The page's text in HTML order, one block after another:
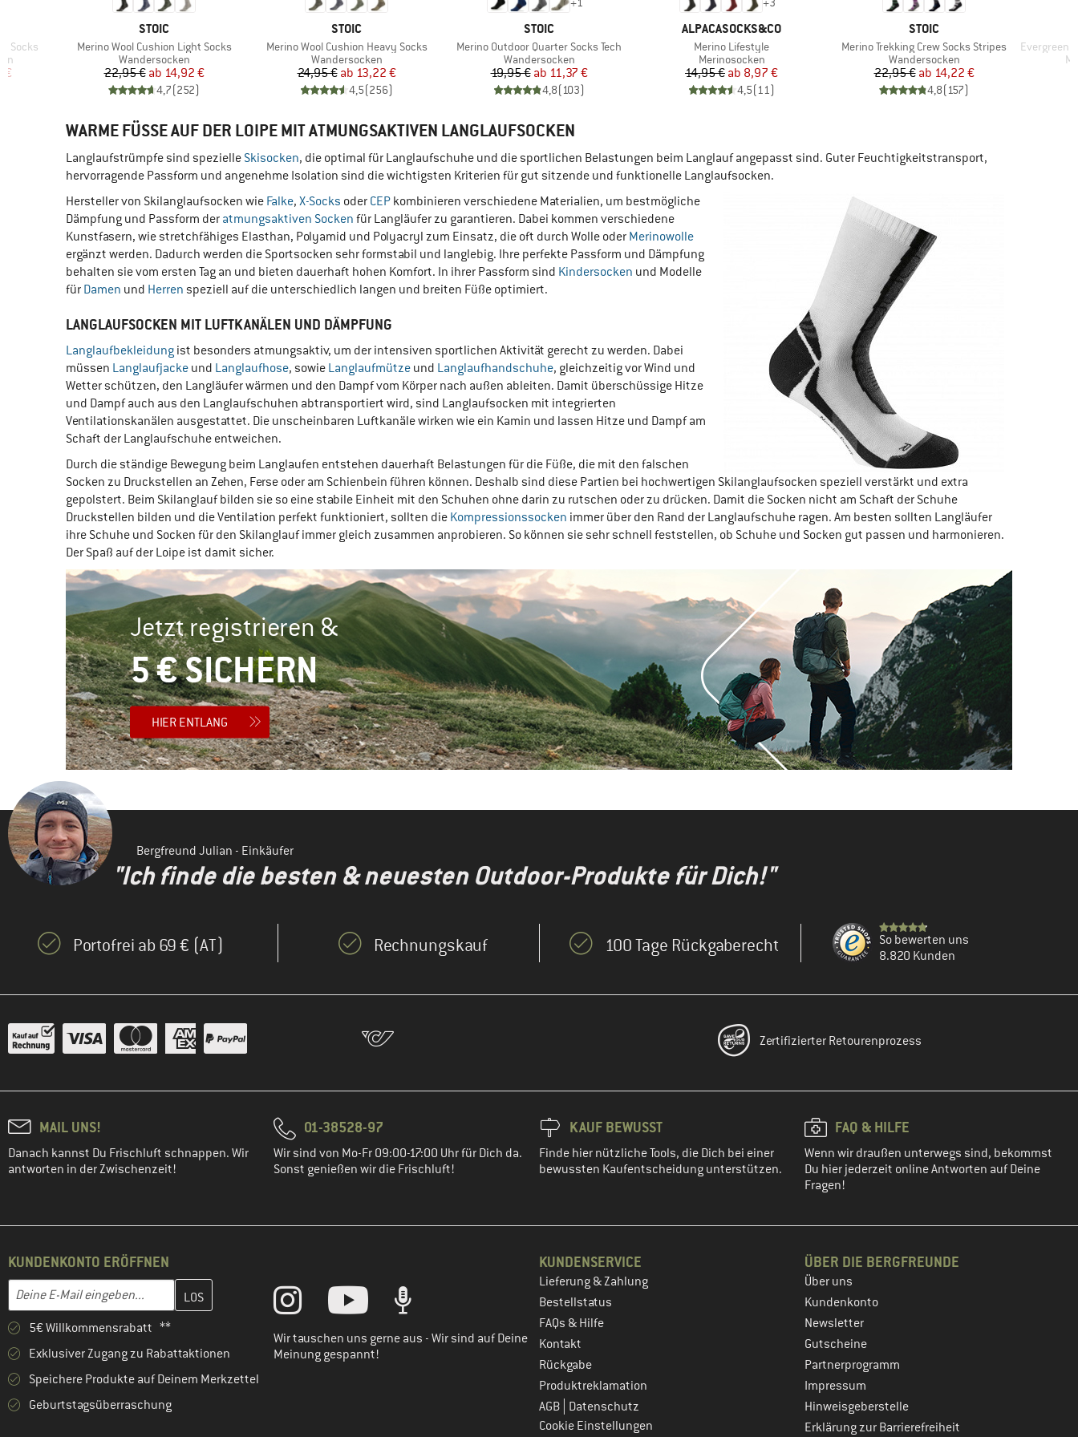
Schneeschuhwandern
Skitouren(5)
Snowboard(11)
Trailrunning(209)
Trekking (273)
Wandern(400)
Wintersport (25)
Workout (81)
Socks
Preis
€
MARKE
STOIC
Artikel
Merino Wool Cushion Light Socks
Produktgruppe
Wandersocken
Preis
22,95 € reduzierter Preis
ab 14,92 €
4,7(252)
MARKE
STOIC
Artikel
Merino Wool Cushion Heavy Socks
Produktgruppe
Wandersocken
Preis
24,95 € reduzierter Preis
ab 13,22 €
4,5(256)
MARKE
STOIC
Artikel
Merino Outdoor Quarter Socks Tech
Produktgruppe
Wandersocken
Preis
19,95 € reduzierter Preis
ab 11,37 €
4,8(103)
MARKE
ALPACASOCKS&CO
Artikel
Merino Lifestyle
Produktgruppe
Merinosocken
Preis
14,95 € reduzierter Preis
ab 8,97 €
4,5(11)
MARKE
STOIC
Artikel
Merino Trekking Crew Socks Stripes
Produktgruppe
Wandersocken
Preis
22,95 € reduzierter Preis
ab 14,22 €
4,8(157)
Artikel
WARME FÜSSE AUF DER LOIPE MIT ATMUNGSAKTIVEN LANGLAUFSOCKEN
Langlaufstrümpfe sind spezielle Skisocken, die optimal für Langlaufschuhe und die sportlichen Belastungen beim Langlauf angepasst sind. Guter Feuchtigkeitstransport,
hervorragende Passform und angenehme Isolation sind die wichtigsten Kriterien für gut sitzende und funktionelle Langlaufsocken.
Hersteller von Skilanglaufsocken wie Falke, X-Socks oder CEP kombinieren verschiedene Materialien, um bestmögliche
Dämpfung und Passform der atmungsaktiven Socken für Langläufer zu garantieren. Dabei kommen verschiedene
Kunstfasern, wie stretchfähiges Elasthan, Polyamid und Polyacryl zum Einsatz, die oft durch Wolle oder Merinowolle
ergänzt werden. Dadurch werden die Sportsocken sehr formstabil und langlebig. Ihre perfekte Passform und Dämpfung
behalten sie vom ersten Tag an und bieten dauerhaft hohen Komfort. In ihrer Passform sind Kindersocken und Modelle
für Damen und Herren speziell auf die unterschiedlich langen und breiten Füße optimiert.
LANGLAUFSOCKEN MIT LUFTKANÄLEN UND DÄMPFUNG
Langlaufbekleidung ist besonders atmungsaktiv, um der intensiven sportlichen Aktivität gerecht zu werden. Dabei
müssen Langlaufjacke und Langlaufhose, sowie Langlaufmütze und Langlaufhandschuhe, gleichzeitig vor Wind und
Wetter schützen, den Langläufer wärmen und den Dampf vom Körper nach außen ableiten. Damit überschüssige Hitze
und Dampf auch aus den Langlaufschuhen abtransportiert wird, sind Langlaufsocken mit integrierten
Ventilationskanälen ausgestattet. Die unscheinbaren Luftkanäle wirken wie ein Kamin und lassen Hitze und Dampf am
Schaft der Langlaufschuhe entweichen.
Durch die ständige Bewegung beim Langlaufen entstehen dauerhaft Belastungen für die Füße, die mit den falschen
Socken zu Druckstellen an Zehen, Ferse oder am Schienbein führen können. Deshalb sind diese Partien bei hochwertigen Skilanglaufsocken speziell verstärkt und extra
gepolstert. Beim Skilanglauf bilden sie so eine stabile Einheit mit den Schuhen ohne darin zu rutschen oder zu drücken. Damit die Socken nicht am Schaft der Schuhe
Druckstellen bilden und die Ventilation perfekt funktioniert, sollten die Kompressionssocken immer über den Rand der Langlaufschuhe ragen. Am besten sollten Langläufer
ihre Schuhe und Socken für den Skilanglauf immer gleich zusammen anprobieren. So können sie sehr schnell feststellen, ob Schuhe und Socken gut passen und harmonieren.
Der Spaß auf der Loipe ist damit sicher.
Jetzt registrieren &
5 € SICHERN
HIER ENTLANG
Bergfreund Julian - Einkäufer
"Ich finde die besten & neuesten Outdoor-Produkte für Dich!"
Portofrei ab 69 € (AT) Rechnungskauf 100 Tage Rückgaberecht
So bewerten uns
8.820 Kunden
Zertifizierter Retourenprozess
MAIL UNS!
Danach kannst Du Frischluft schnappen. Wir
antworten in der Zwischenzeit!
01-38528-97
Wir sind von Mo-Fr 09:00-17:00 Uhr für Dich da.
Sonst genießen wir die Frischluft!
KAUF BEWUSST
Finde hier nützliche Tools, die Dich bei einer
bewussten Kaufentscheidung unterstützen.
FAQ & HILFE
Wenn wir draußen unterwegs sind, bekommst
Du hier jederzeit online Antworten auf Deine
Fragen!
KUNDENKONTO ERÖFFNEN
E-Mail-Adresse
Gib hier deine E-Mail-Adresse ein und erstelle im nächsten Schritt dein Kundenkonto
5€ Willkommensrabatt **
Exklusiver Zugang zu Rabattaktionen
Speichere Produkte auf Deinem Merkzettel
Geburtstagsüberraschung
Wir tauschen uns gerne aus - Wir sind auf Deine
Meinung gespannt!
KUNDENSERVICE
Lieferung & Zahlung
Bestellstatus
FAQs & Hilfe
Kontakt
Rückgabe
Produktreklamation
AGB Datenschutz
Cookie Einstellungen
ÜBER DIE BERGFREUNDE
Über uns
Kundenkonto
Newsletter
Gutscheine
Partnerprogramm
Impressum
Hinweisgeberstelle
Erklärung zur Barrierefreiheit